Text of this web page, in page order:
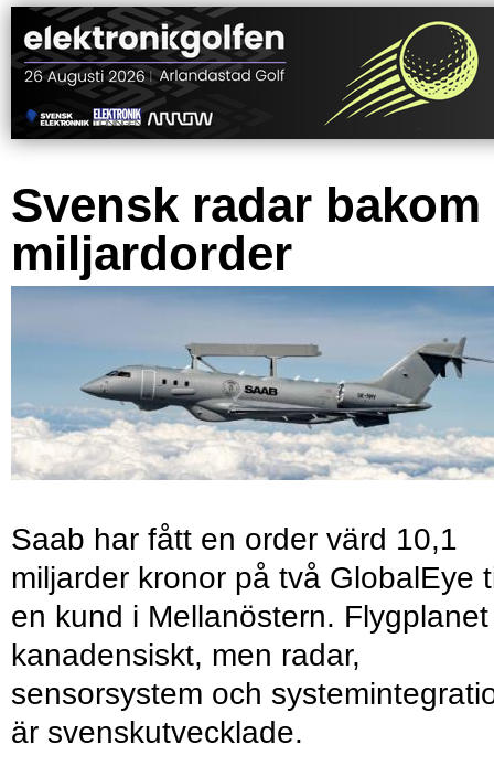
Svensk radar bakom
miljardorder
Saab har fått en order värd 10,1
miljarder kronor på två GlobalEye
en kund i Mellanöstern.
kanadensiskt, men radar,
sensorsystem och
är svenskutvecklade.